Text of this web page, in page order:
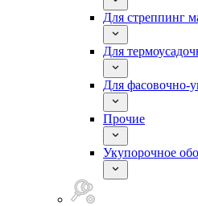
Для стреппинг
Для
Для фасовочно-
Прочие
Укупорочное